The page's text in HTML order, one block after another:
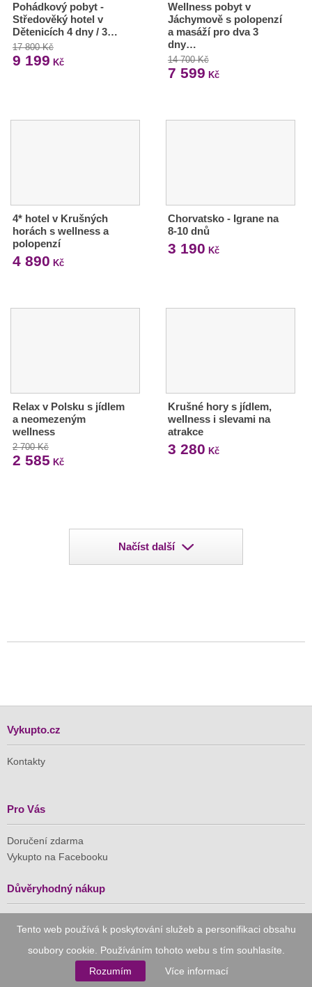
Tento web používá k poskytování služeb a personifikaci obsahu
soubory cookie. Používáním tohoto webu s tím souhlasíte.
Rozumím
Více informací
Pohádkový pobyt -
Středověký hotel v
Dětenicích 4 dny / 3…
17 800 Kč
9 199 Kč
Wellness pobyt v
Jáchymově s polopenzí
a masáží pro dva 3
dny…
14 700 Kč
7 599 Kč
4* hotel v Krušných
horách s wellness a
polopenzí
4 890 Kč
Chorvatsko - Igrane na
8-10 dnů
3 190 Kč
Relax v Polsku s jídlem
a neomezeným
wellness
2 700 Kč
2 585 Kč
Krušné hory s jídlem,
wellness i slevami na
atrakce
3 280 Kč
Načíst další
Vykupto.cz
Kontakty
Pro Vás
Doručení zdarma
Vykupto na Facebooku
Důvěryhodný nákup
Naše společnost je členem Asociace pro elektronickou
komerci (APEK)